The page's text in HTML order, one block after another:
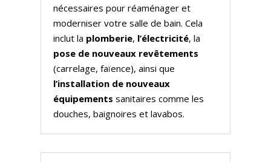
nécessaires pour réaménager et
moderniser votre salle de bain. Cela
inclut la plomberie, l’électricité, la
pose de nouveaux revêtements
(carrelage, faïence), ainsi que
l’installation de nouveaux
équipements sanitaires comme les
douches, baignoires et lavabos.